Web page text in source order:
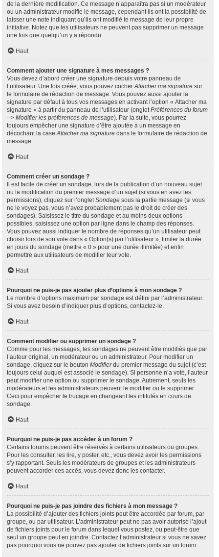
de la dernière modification. Ce message n’apparaîtra pas si un modérateur
ou un administrateur modifie le message, cependant ils ont la possibilité de
laisser une note indiquant qu’ils ont modifié le message de leur propre
initiative. Notez que les utilisateurs ne peuvent pas supprimer un message
une fois que quelqu’un y a répondu.
Haut
Comment ajouter une signature à mes messages ?
Vous devez d’abord créer une signature depuis votre panneau de
l’utilisateur. Une fois créée, vous pouvez cocherAttacher ma signature sur
le formulaire de rédaction de message. Vous pouvez aussi ajouter la
signature par défaut à tous vos messages en activant l’option « Attacher ma
signature » à partir du panneau de l’utilisateur (ongletPréférences du forum
--> Modifier les préférences de message). Par la suite, vous pourrez
toujours empêcher une signature d’être ajoutée à un message en
décochant la caseAttacher ma signature dans le formulaire de rédaction de
message.
Haut
Comment créer un sondage ?
Il est facile de créer un sondage, lors de la publication d’un nouveau sujet
ou la modification du premier message d’un sujet (si vous en avez les
permissions), cliquez sur l’ongletSondage sous la partie message (si vous
ne le voyez pas, vous n’avez probablement pas le droit de créer des
sondages). Saisissez le titre du sondage et au moins deux options
possibles, saisissez une option par ligne dans le champ des réponses.
Vous pouvez aussi indiquer le nombre de réponses qu’un utilisateur peut
choisir lors de son vote dans « Option(s) par l’utilisateur », limiter la durée
en jours du sondage (mettre « 0 » pour une durée illimitée) et enfin
permettre aux utilisateurs de modifier leur vote.
Haut
Pourquoi ne puis-je pas ajouter plus d’options à mon sondage ?
Le nombre d’options maximum par sondage est défini par l’administrateur.
Si vous avez besoin d’indiquer plus d’options, contactez-le.
Haut
Comment modifier ou supprimer un sondage ?
Comme pour les messages, les sondages ne peuvent être modifiés que par
l’auteur original, un modérateur ou un administrateur. Pour modifier un
sondage, cliquez sur le bouton Modifierdu premier message du sujet (c’est
toujours celui auquel est associé le sondage). Si personne n’a voté, l’auteur
peut modifier une option ou supprimer le sondage. Autrement, seuls les
modérateurs et les administrateurs peuvent le modifier ou le supprimer.
Ceci pour empêcher le trucage en changeant les intitulés en cours de
sondage.
Haut
Pourquoi ne puis-je pas accéder à un forum ?
Certains forums peuvent être réservés à certains utilisateurs ou groupes.
Pour les consulter, les lire, y poster, etc., vous devez avoir les permissions
s’y rapportant. Seuls les modérateurs de groupes et les administrateurs
peuvent accorder ces accès, vous devez donc les contacter.
Haut
Pourquoi ne puis-je pas joindre des fichiers à mon message ?
La possibilité d’ajouter des fichiers joints peut être accordée par forum, par
groupe, ou par utilisateur. L’administrateur peut ne pas avoir autorisé l’ajout
de fichiers joints pour le forum dans lequel vous postez, ou peut-être que
seul un groupe peut en joindre. Contactez l’administrateur si vous ne savez
pas pourquoi vous ne pouvez pas ajouter de fichiers joints sur un forum.